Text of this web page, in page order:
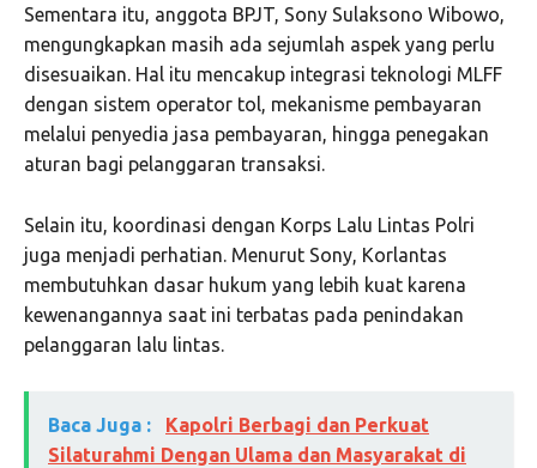
Sementara itu, anggota BPJT, Sony Sulaksono Wibowo,
mengungkapkan masih ada sejumlah aspek yang perlu
disesuaikan. Hal itu mencakup integrasi teknologi MLFF
dengan sistem operator tol, mekanisme pembayaran
melalui penyedia jasa pembayaran, hingga penegakan
aturan bagi pelanggaran transaksi.
Selain itu, koordinasi dengan Korps Lalu Lintas Polri
juga menjadi perhatian. Menurut Sony, Korlantas
membutuhkan dasar hukum yang lebih kuat karena
kewenangannya saat ini terbatas pada penindakan
pelanggaran lalu lintas.
Baca Juga :
Kapolri Berbagi dan Perkuat
Silaturahmi Dengan Ulama dan Masyarakat di